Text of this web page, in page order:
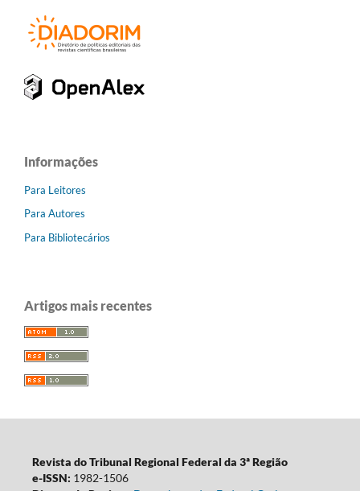
Informações
Para Leitores
Para Autores
Para Bibliotecários
Artigos mais recentes
Revista do Tribunal Regional Federal da 3ª Região
e-ISSN: 1982-1506